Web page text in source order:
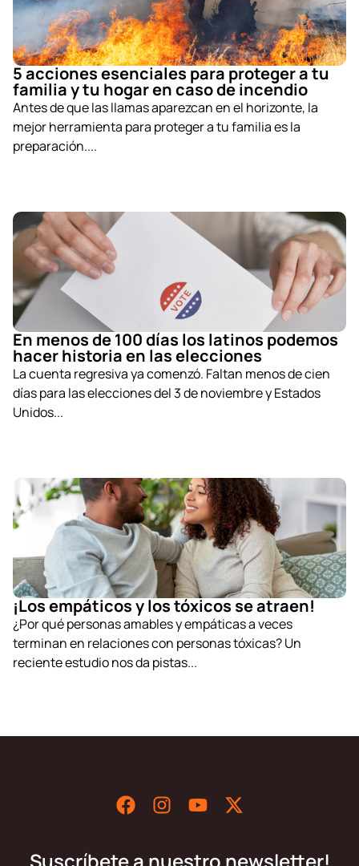
5 acciones esenciales para proteger a tu
familia y tu hogar en caso de incendio
Antes de que las llamas aparezcan en el horizonte, la
mejor herramienta para proteger a tu familia es la
preparación....
En menos de 100 días los latinos podemos
hacer historia en las elecciones
La cuenta regresiva ya comenzó. Faltan menos de cien
días para las elecciones del 3 de noviembre y Estados
Unidos...
¡Los empáticos y los tóxicos se atraen!
¿Por qué personas amables y empáticas a veces
terminan en relaciones con personas tóxicas? Un
reciente estudio nos da pistas...